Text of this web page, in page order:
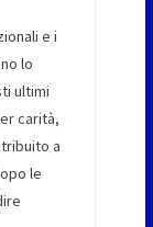
e i
lo
ultimi
carità,
a
le